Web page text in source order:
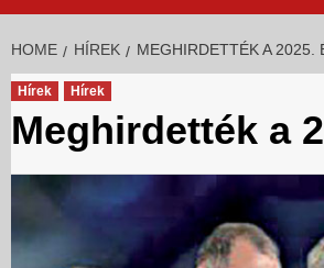
HOME HÍREK MEGHIRDETTÉK A 2025.
Hírek Hírek
Meghirdették a